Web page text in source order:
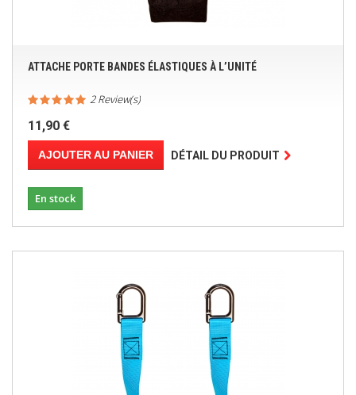
ATTACHE PORTE BANDES ÉLASTIQUES À L’UNITÉ
2 Review(s)
11,90 €
AJOUTER AU PANIER DÉTAIL DU PRODUIT
En stock